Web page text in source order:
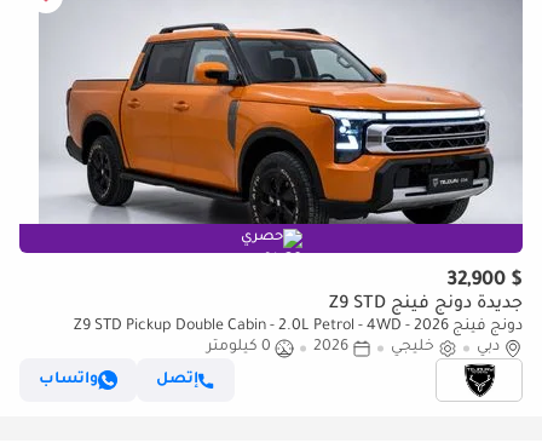
حصري
$ 32,900
جديدة دونج فينج Z9 STD
دونج فينج Z9 STD Pickup Double Cabin - 2.0L Petrol - 4WD - 2026
دبي
خليجي 2026
0 كيلومتر
إتصل
واتساب